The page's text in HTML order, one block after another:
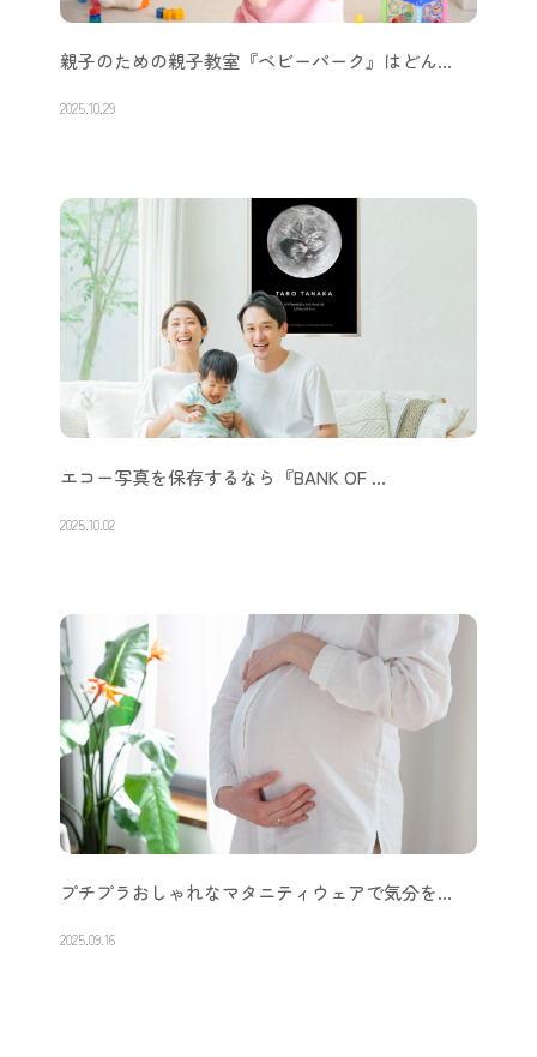
親子のための親子教室『ベビーパーク』はどん…
2025.10.29
エコー写真を保存するなら『BANK OF …
2025.10.02
プチプラおしゃれなマタニティウェアで気分を…
2025.09.16